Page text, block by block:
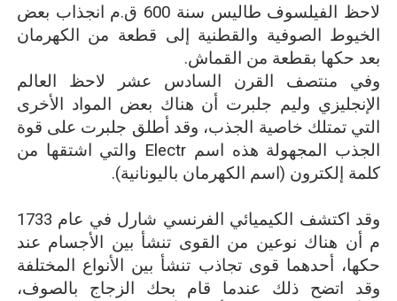
لاحظ الفيلسوف طاليس سنة 600 ق.م انجذاب بعض
الخيوط الصوفية والقطنية إلى قطعة من الكهرمان
بعد حكها بقطعة من القماش.
وفي منتصف القرن السادس عشر لاحظ العالم
الإنجليزي وليم جلبرت أن هناك بعض المواد الأخرى
التي تمتلك خاصية الجذب، وقد أطلق جلبرت على قوة
الجذب المجهولة هذه اسم Electr والتي اشتقها من
كلمة إلكترون (اسم الكهرمان باليونانية).
وقد اكتشف الكيميائي الفرنسي شارل في عام 1733
م أن هناك نوعين من القوى تنشأ بين الأجسام عند
حكها، أحدهما قوى تجاذب تنشأ بين الأنواع المختلفة
وقد اتضح ذلك عندما قام بحك الزجاج بالصوف،